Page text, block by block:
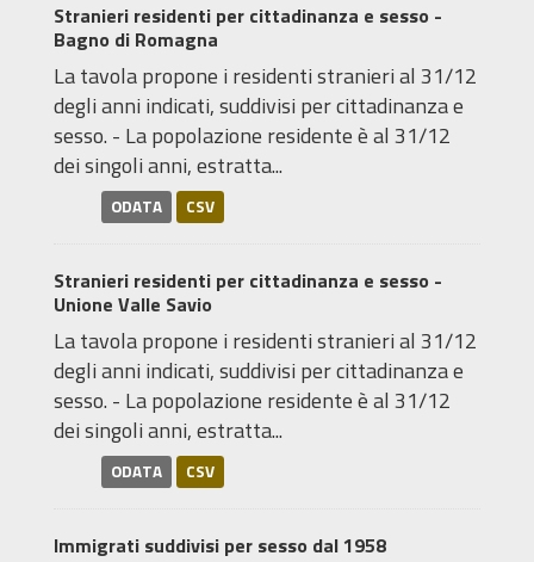
Stranieri residenti per cittadinanza e sesso -
Bagno di Romagna
La tavola propone i residenti stranieri al 31/12
degli anni indicati, suddivisi per cittadinanza e
sesso. - La popolazione residente è al 31/12
dei singoli anni, estratta...
ODATA CSV
Stranieri residenti per cittadinanza e sesso -
Unione Valle Savio
La tavola propone i residenti stranieri al 31/12
degli anni indicati, suddivisi per cittadinanza e
sesso. - La popolazione residente è al 31/12
dei singoli anni, estratta...
ODATA CSV
Immigrati suddivisi per sesso dal 1958